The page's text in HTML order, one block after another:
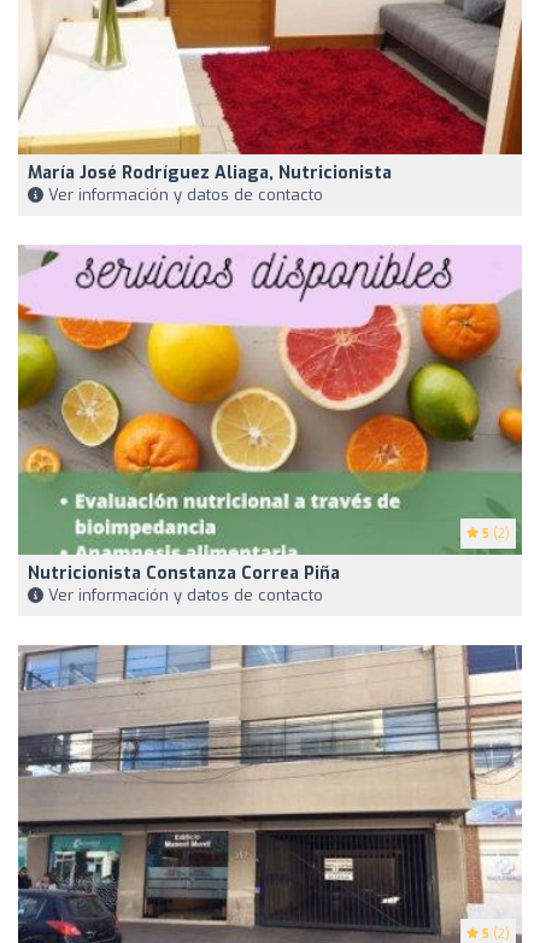
María José Rodríguez Aliaga, Nutricionista
Ver información y datos de contacto
5 (2)
Nutricionista Constanza Correa Piña
Ver información y datos de contacto
5 (2)